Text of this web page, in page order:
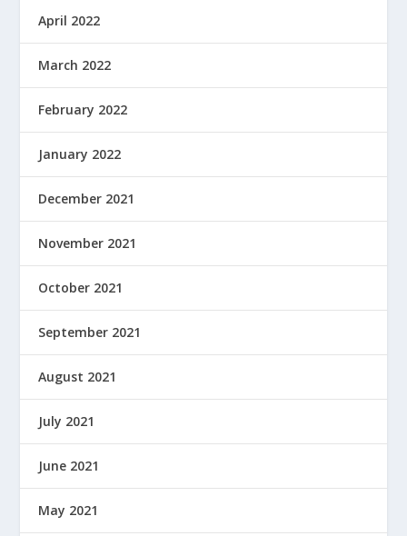
April 2022
March 2022
February 2022
January 2022
December 2021
November 2021
October 2021
September 2021
August 2021
July 2021
June 2021
May 2021